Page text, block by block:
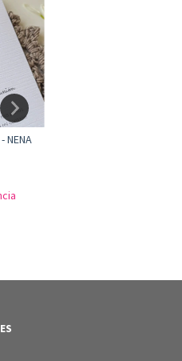
NENA